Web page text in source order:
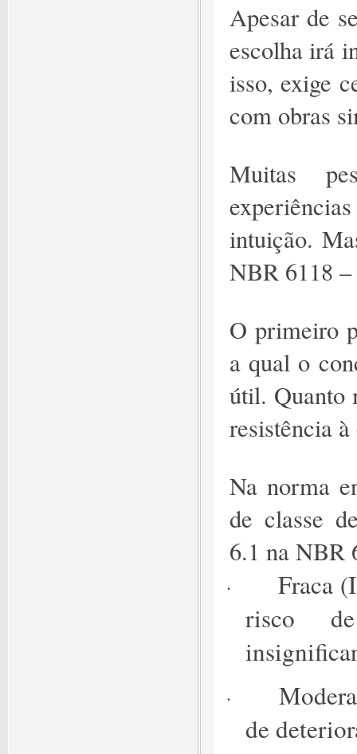
Apesar de
escolha irá
isso, exige
com obras
Muitas
intuição.
NBR 6118
O primeiro
a qual o
útil. Quanto
resistência
Na norma
de classe
6.1 na NBR
·
Fraca
risco
·
de